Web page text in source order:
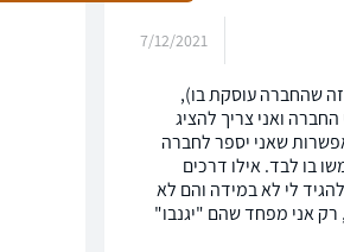
7/12/2021
שהחברה עוסקת בו),
ואני צריך להציג
שאני יספר לחברה
בו לבד. אילו דרכים
לי לא במידה והם לא
רק אני מפחד שהם "יגנבו"